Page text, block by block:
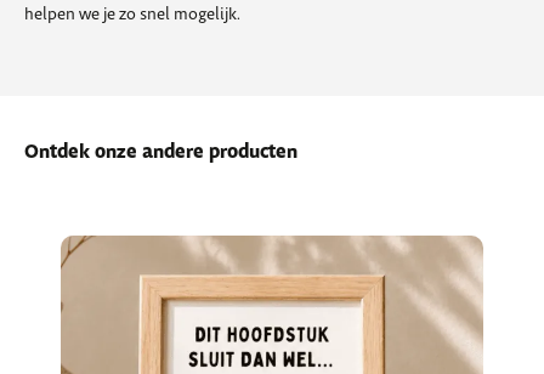
helpen we je zo snel mogelijk.
Ontdek onze andere producten